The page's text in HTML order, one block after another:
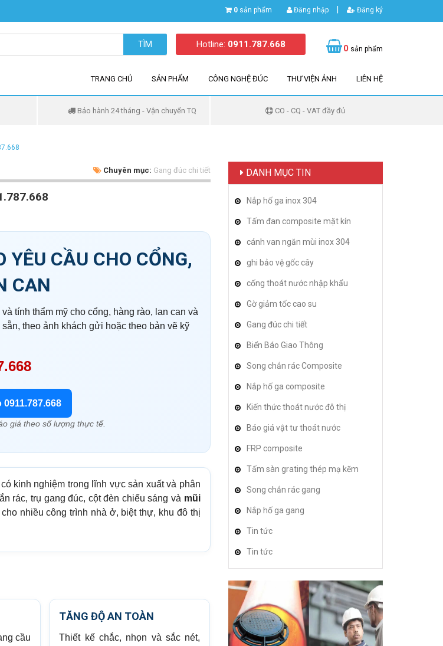
0 sản phẩm Đăng nhập Đăng ký
TÌM Hotline: 0911.787.668 0 sản phẩm
TRANG CHỦ SẢN PHẨM CÔNG NGHỆ ĐÚC THƯ VIỆN ẢNH LIÊN HỆ
Bảo hành 24 tháng - Vận chuyển TQ CO - CQ - VAT đầy đủ
Chuyên mục: Gang đúc chi tiết
CẦU CHO CỔNG,
CAN
tính thẩm mỹ cho cổng, hàng rào, lan can và
theo ảnh khách gửi hoặc theo bản vẽ kỹ
0911.787.668
giá theo số lượng thực tế.
kinh nghiệm trong lĩnh vực sản xuất và phân
rác, trụ gang đúc, cột đèn chiếu sáng và mũi
nhiều công trình nhà ở, biệt thự, khu đô thị
cầu
TĂNG ĐỘ AN TOÀN
Thiết kế chắc, nhọn và sắc nét,
DANH MỤC TIN
Nắp hố ga inox 304
Tấm đan composite mặt kín
cánh van ngăn mùi inox 304
ghi bảo vệ gốc cây
cống thoát nước nhập khẩu
Gờ giảm tốc cao su
Gang đúc chi tiết
Biển Báo Giao Thông
Song chắn rác Composite
Nắp hố ga composite
Kiến thức thoát nước đô thị
Báo giá vật tư thoát nước
FRP composite
Tấm sàn grating thép mạ kẽm
Song chắn rác gang
Nắp hố ga gang
Tin tức
Tin tức